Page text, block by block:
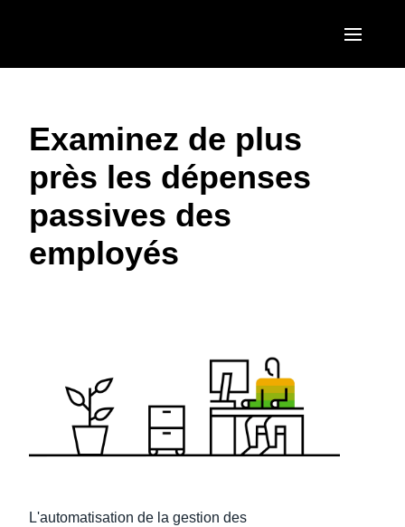
United States (English)
Canada (English)
Canada (Français)
EUROPE
United Kingdom (English)
France (Français)
Deutschland (Deutsch)
Sweden (English)
Denmark (English)
Finland (English)
España (Español)
ASIA PACIFIC
Examinez de plus
près les dépenses
passives des
employés
L'automatisation de la gestion des